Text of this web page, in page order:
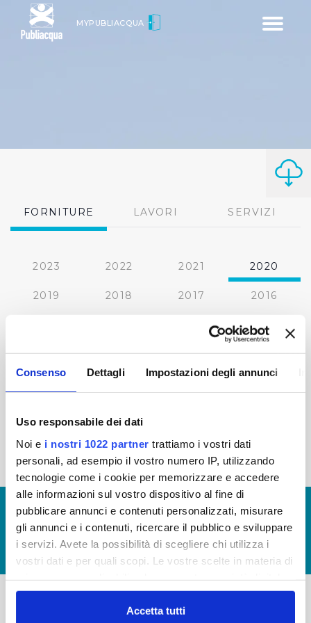
Consenso Dettagli Impostazioni degli annunci
Uso responsabile dei dati
Noi e i nostri 1022 partner trattiamo i vostri dati
personali, ad esempio il vostro numero IP, utilizzando
tecnologie come i cookie per memorizzare e accedere
alle informazioni sul vostro dispositivo al fine di
pubblicare annunci e contenuti personalizzati, misurare
gli annunci e i contenuti, ricercare il pubblico e sviluppare
i servizi. Avete la possibilità di scegliere chi utilizza i
vostri dati e per quali scopi. Le vostre scelte in materia di
in cui avete effettuato le vostre scelte. È possibile
modificare o revocare il proprio consenso in qualsiasi
Accetta tutti
Toggle
MYPUBLIACQUA
FORNITURE LAVORI SERVIZI
2023 2022 2021 2020
2019 2018 2017 2016
2012
2011 2010 2009 2008
‹ precedente 2
© Copyright 2017 - 2026
GLOSSARIO
GIUDICA IL SERVIZIO
LAVORA CON NOI